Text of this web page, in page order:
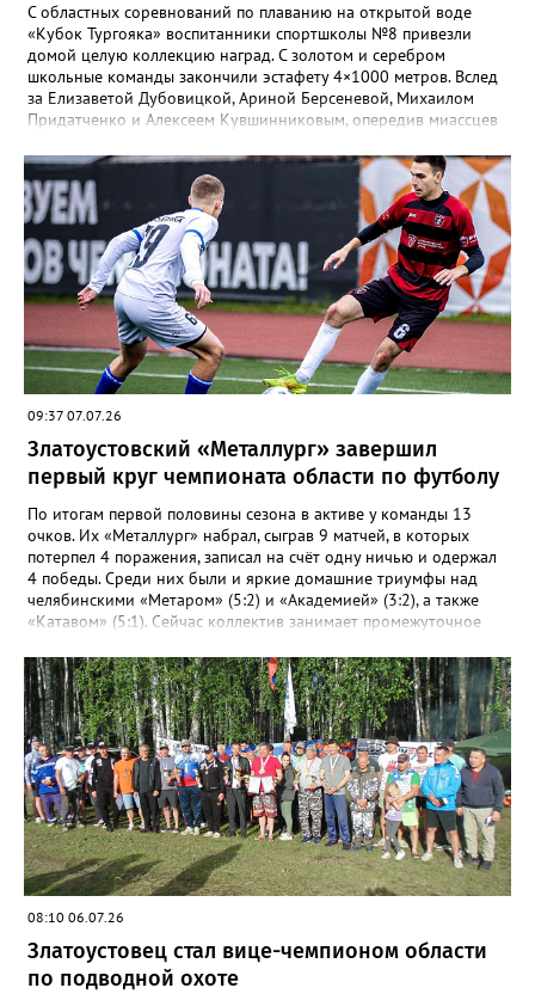
С областных соревнований по плаванию на открытой воде
«Кубок Тургояка» воспитанники спортшколы №8 привезли
домой целую коллекцию наград. С золотом и серебром
школьные команды закончили эстафету 4×1000 метров. Вслед
за Елизаветой Дубовицкой, Ариной Берсеневой, Михаилом
Придатченко и Алексеем Кувшинниковым, опередив миассцев
Анастасия Лущикова, Дмитрий Векшин и Макар Смирнов.
Золото на тысяче метрах среди девушек 14–16 лет забрала
Арина Берсенева, чуть отстала от неё Софья Новикова. На трёх
тысячах метров с выбыванием среди юношей первым стал
Ярослав Верещагин, третьим — Михаил Придатченко. А в
заплыве на три тысячи 3000 метров пьедестал оказался
полностью златоустовским. На него поднялись Софья
Колесникова, Арина Берсенева и Елизавета Дубовицкая. Всего
в «Кубке Тургояка» на старт вышли 155 спортсменов из
Златоуста, Миасса, Челябинска, Пласта и Южноуральска.
09:37 07.07.26
Златоустовский «Металлург» завершил
первый круг чемпионата области по футболу
По итогам первой половины сезона в активе у команды 13
очков. Их «Металлург» набрал, сыграв 9 матчей, в которых
потерпел 4 поражения, записал на счёт одну ничью и одержал
4 победы. Среди них были и яркие домашние триумфы над
челябинскими «Метаром» (5:2) и «Академией» (3:2), а также
«Катавом» (5:1). Сейчас коллектив занимает промежуточное
Строкой выше златоустовцев – коркинский «Шахтёр». При
прочих одинаковых показателях двух идущих плечом к плечу
соперников отличает лишь разница между забитыми и
пропущенными мячами: 23-17 и 27-23 соответственно.
«Впереди второй круг чемпионата, где у команды будет
возможность улучшить свои позиции в турнирной таблице и
взять реванш у принципиальных соперников», - сообщили в ФК
«Металлург». После первого круга чемпионата области
лидирует «Звезда» из Чебаркуля, в первую тройку также вошли
две челябинские команды – «Спартак» и «Метар».
08:10 06.07.26
Златоустовец стал вице-чемпионом области
по подводной охоте